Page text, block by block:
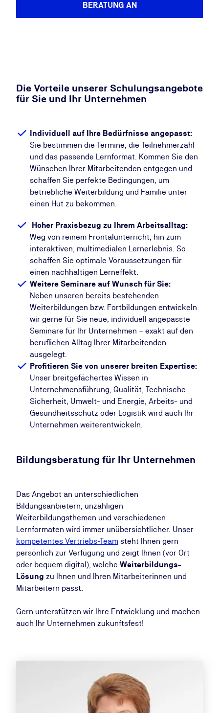
BERATUNG AN
Die Vorteile unserer Schulungsangebote
für Sie und Ihr Unternehmen
Individuell auf Ihre Bedürfnisse angepasst:
Sie bestimmen die Termine, die Teilnehmerzahl
und das passende Lernformat. Kommen Sie den
Wünschen Ihrer ​​Mitarbeitenden entgegen und
schaffen Sie perfekte Bedingungen, um
betriebliche Weiterbildung und Familie unter
einen Hut zu bekommen.
Hoher Praxisbezug zu Ihrem Arbeitsalltag:
Weg von reinem Frontalunterricht, hin zum
interaktiven, multimedialen Lernerlebnis. So
schaffen Sie optimale Voraussetzungen für
einen nachhaltigen Lerneffekt.
Weitere Seminare auf Wunsch für Sie:
Neben unseren bereits bestehenden
Weiterbildungen bzw. Fortbildungen entwickeln
wir gerne für Sie neue, individuell angepasste
Seminare für Ihr Unternehmen – exakt auf den
beruflichen Alltag Ihrer Mitarbeitenden
ausgelegt.
Profitieren Sie von unserer breiten Expertise:
Unser breitgefächertes Wissen in
Unternehmensführung, Qualität, Technische
Sicherheit, Umwelt- und Energie, Arbeits- und
Gesundheitsschutz oder Logistik wird auch Ihr
Unternehmen weiterentwickeln.
Bildungsberatung für Ihr Unternehmen
Das Angebot an unterschiedlichen
Bildungsanbietern, unzähligen
Weiterbildungsthemen und verschiedenen
Lernformaten wird immer unübersichtlicher. Unser ​​
kompetentes Vertriebs-Teamsteht Ihnen gern
persönlich zur Verfügung und zeigt Ihnen (vor Ort
oder bequem digital), welche Weiterbildungs-
Lösung zu Ihnen und Ihren Mitarbeiterinnen und
Mitarbeitern passt.
Gern unterstützen wir Ihre Entwicklung und machen
auch Ihr Unternehmen zukunftsfest!